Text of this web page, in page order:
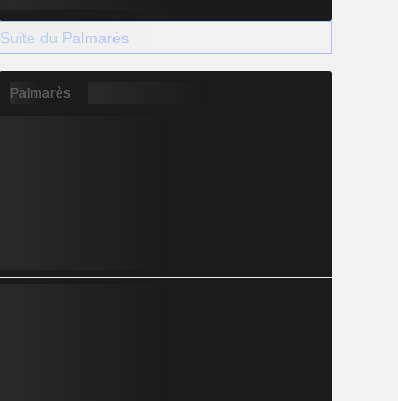
Suite du Palmarès
Palmarès